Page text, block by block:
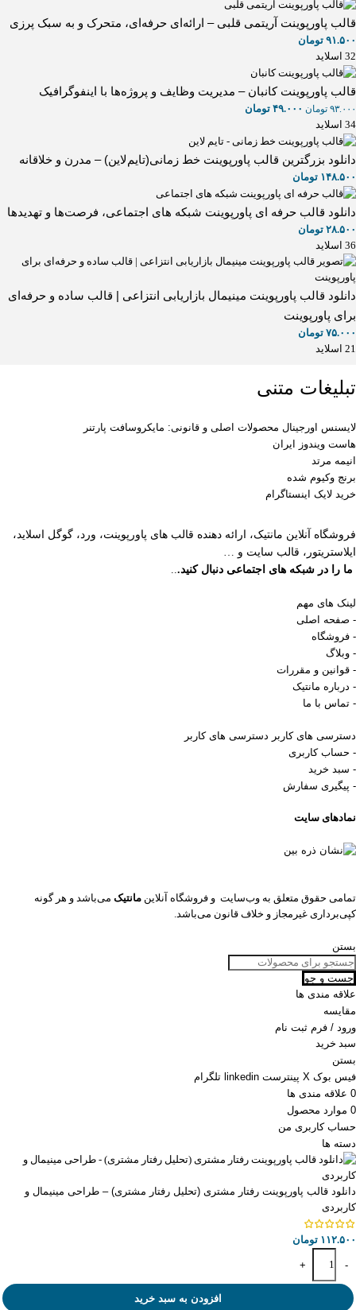
قالب پاورپوینت آریتمی قلبی – ارائه‌ای حرفه‌ای، متحرک و به سبک پرزی
۹۱.۵۰۰ تومان
32 اسلاید
قالب پاورپوینت کانبان – مدیریت وظایف و پروژه‌ها با اینفوگرافیک
۹۳.۰۰۰ تومان ۴۹.۰۰۰ تومان
34 اسلاید
دانلود بزرگترین قالب پاورپوینت خط زمانی(تایم‌لاین) – مدرن و خلاقانه
۱۴۸.۵۰۰ تومان
دانلود قالب حرفه ای پاورپوینت شبکه‌ های اجتماعی، فرصت‌ها و تهدیدها
۲۸.۵۰۰ تومان
36 اسلاید
دانلود قالب پاورپوینت مینیمال بازاریابی انتزاعی | قالب ساده و حرفه‌ای
برای پاورپوینت
۷۵.۰۰۰ تومان
21 اسلاید
تبلیغات متنی
لایسنس اورجینال محصولات اصلی و قانونی: مایکروسافت پارتنر
هاست ویندوز ایران
انیمه مرتد
برنج وکیوم شده
خرید لایک اینستاگرام
فروشگاه آنلاین مانتیک، ارائه دهنده قالب های پاورپوینت، ورد، گوگل اسلاید،
ایلاستریتور، قالب سایت و …
ما را در شبکه های اجتماعی دنبال کنید.
لینک های مهم
- صفحه اصلی
- فروشگاه
- وبلاگ
- قوانین و مقررات
- درباره مانتیک
- تماس با ما
دسترسی های کاربر دسترسی های کاربر
- حساب کاربری
- سبد خرید
- پیگیری سفارش
نمادهای سایت
تمامی حقوق متعلق به وب‌سایت و فروشگاه‌ آنلاین مانتیک می‌باشد و هر گونه
کپی‌برداری غیرمجاز و خلاف قانون می‌باشد.
بستن
جست و جو
علاقه مندی ها
مقایسه
ورود / فرم ثبت نام
سبد خرید
بستن
فیس بوک X پینترست linkedin تلگرام
0 علاقه مندی ها
0 موارد محصول
حساب کاربری من
دسته ها
دانلود قالب پاورپوینت رفتار مشتری (تحلیل رفتار مشتری) – طراحی مینیمال و
کاربردی
۱۱۲.۵۰۰ تومان
-
+
افزودن به سبد خرید